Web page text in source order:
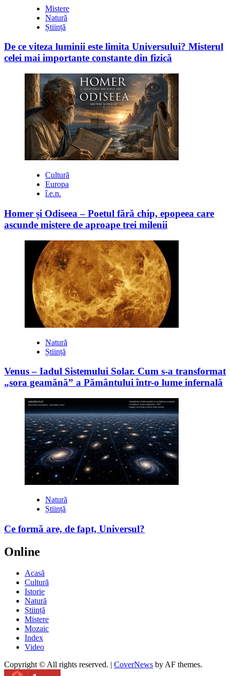
Mistere
Natură
Știință
De ce viteza luminii este limita Universului? Misterul
celei mai importante constante din fizică
Cultură
Europa
î.e.n.
Homer și Odiseea – Poetul fără chip, epopeea care
ascunde mistere de aproape trei milenii
Natură
Știință
Venus – Iadul Sistemului Solar. Cum s-a transformat
„sora geamănă” a Pământului într-o lume infernală
Natură
Știință
Ce formă are, de fapt, Universul?
Online
Acasă
Cultură
Istorie
Natură
Știință
Mistere
Mozaic
Index
Video
Copyright © All rights reserved.
CoverNews by AF themes.